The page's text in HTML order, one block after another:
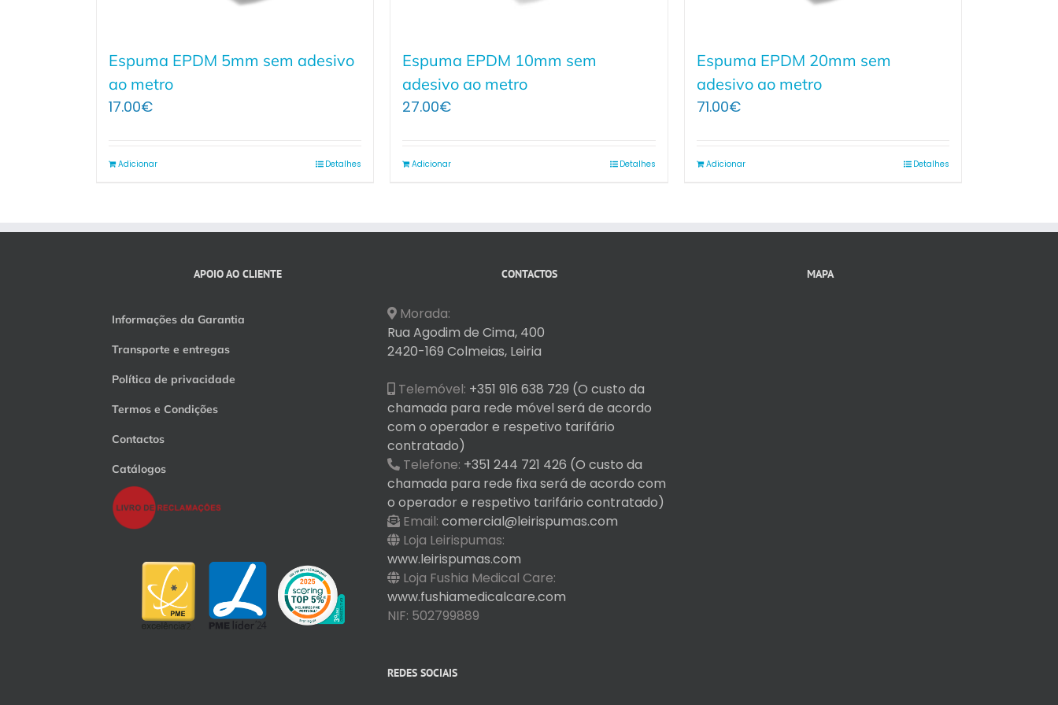
Espuma EPDM 5mm sem adesivo
ao metro
17.00€
Adicionar Detalhes
Espuma EPDM 10mm sem
adesivo ao metro
27.00€
Adicionar Detalhes
Espuma EPDM 20mm sem
adesivo ao metro
71.00€
Adicionar Detalhes
APOIO AO CLIENTE
Informações da Garantia
Transporte e entregas
Política de privacidade
Termos e Condições
Contactos
Catálogos
CONTACTOS
Morada:
Rua Agodim de Cima, 400
2420-169 Colmeias, Leiria
Telemóvel: +351 916 638 729 (O custo da
chamada para rede móvel será de acordo
com o operador e respetivo tarifário
contratado)
Telefone: +351 244 721 426 (O custo da
chamada para rede fixa será de acordo com
o operador e respetivo tarifário contratado)
Email: comercial@leirispumas.com
Loja Leirispumas:
www.leirispumas.com
Loja Fushia Medical Care:
www.fushiamedicalcare.com
NIF: 502799889
REDES SOCIAIS
MAPA